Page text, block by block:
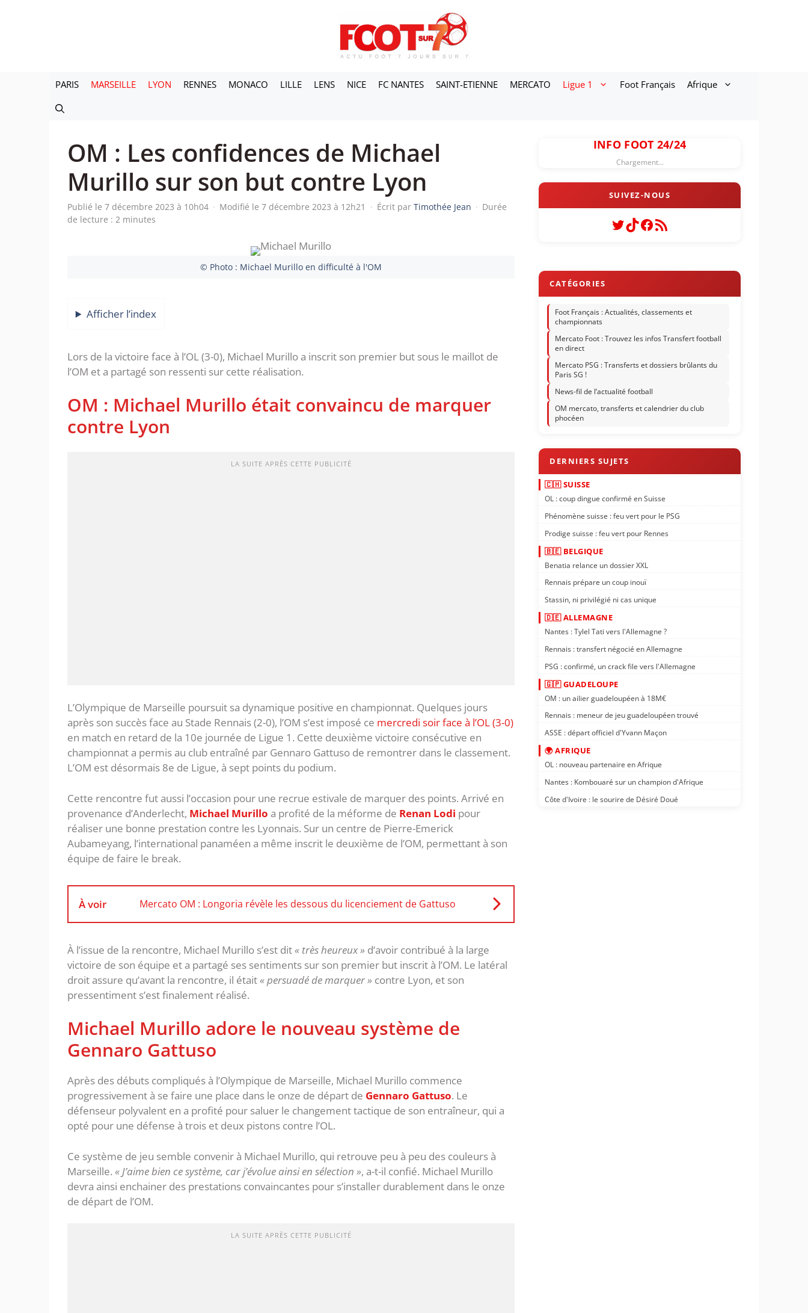
PARIS MARSEILLE LYON RENNES MONACO LILLE LENS NICE FC NANTES SAINT-ETIENNE MERCATO Ligue 1 Foot Français Afrique
OM : Les confidences de Michael
Murillo sur son but contre Lyon
Publié le 7 décembre 2023 à 10h04 · Modifié le 7 décembre 2023 à 12h21 · Écrit par Timothée Jean · Durée
de lecture : 2 minutes
© Photo : Michael Murillo en difficulté à l'OM
Afficher l’index
Lors de la victoire face à l’OL (3-0), Michael Murillo a inscrit son premier but sous le maillot de
l’OM et a partagé son ressenti sur cette réalisation.
OM : Michael Murillo était convaincu de marquer
contre Lyon
LA SUITE APRÈS CETTE PUBLICITÉ
L’Olympique de Marseille poursuit sa dynamique positive en championnat. Quelques jours
après son succès face au Stade Rennais (2-0), l’OM s’est imposé ce mercredi soir face à l’OL (3-0)
en match en retard de la 10e journée de Ligue 1. Cette deuxième victoire consécutive en
championnat a permis au club entraîné par Gennaro Gattuso de remontrer dans le classement.
L’OM est désormais 8e de Ligue, à sept points du podium.
Cette rencontre fut aussi l’occasion pour une recrue estivale de marquer des points. Arrivé en
provenance d’Anderlecht, Michael Murillo a profité de la méforme de Renan Lodi pour
réaliser une bonne prestation contre les Lyonnais. Sur un centre de Pierre-Emerick
Aubameyang, l’international panaméen a même inscrit le deuxième de l’OM, permettant à son
équipe de faire le break.
À voir Mercato OM : Longoria révèle les dessous du licenciement de Gattuso
À l’issue de la rencontre, Michael Murillo s’est dit« très heureux » d’avoir contribué à la large
victoire de son équipe et a partagé ses sentiments sur son premier but inscrit à l’OM. Le latéral
droit assure qu’avant la rencontre, il était« persuadé de marquer » contre Lyon, et son
pressentiment s’est finalement réalisé.
Michael Murillo adore le nouveau système de
Gennaro Gattuso
Après des débuts compliqués à l’Olympique de Marseille, Michael Murillo commence
progressivement à se faire une place dans le onze de départ de Gennaro Gattuso. Le
défenseur polyvalent en a profité pour saluer le changement tactique de son entraîneur, qui a
opté pour une défense à trois et deux pistons contre l’OL.
Ce système de jeu semble convenir à Michael Murillo, qui retrouve peu à peu des couleurs à
Marseille. « J’aime bien ce système, car j’évolue ainsi en sélection », a-t-il confié. Michael Murillo
devra ainsi enchainer des prestations convaincantes pour s’installer durablement dans le onze
de départ de l’OM.
LA SUITE APRÈS CETTE PUBLICITÉ
INFO FOOT 24/24
Chargement...
Twitter
TikTok
Facebook
Flux RSS
Foot Français : Actualités, classements et
championnats
Mercato Foot : Trouvez les infos Transfert football
en direct
Mercato PSG : Transferts et dossiers brûlants du
Paris SG !
News-fil de l’actualité football
OM mercato, transferts et calendrier du club
phocéen
🇨🇭 SUISSE
OL : coup dingue confirmé en Suisse
Phénomène suisse : feu vert pour le PSG
Prodige suisse : feu vert pour Rennes
🇧🇪 BELGIQUE
Benatia relance un dossier XXL
Rennais prépare un coup inouï
Stassin, ni privilégié ni cas unique
🇩🇪 ALLEMAGNE
Nantes : Tylel Tati vers l'Allemagne ?
Rennais : transfert négocié en Allemagne
PSG : confirmé, un crack file vers l'Allemagne
🇬🇵 GUADELOUPE
OM : un ailier guadeloupéen à 18M€
Rennais : meneur de jeu guadeloupéen trouvé
ASSE : départ officiel d'Yvann Maçon
🌍 AFRIQUE
OL : nouveau partenaire en Afrique
Nantes : Kombouaré sur un champion d'Afrique
Côte d'Ivoire : le sourire de Désiré Doué